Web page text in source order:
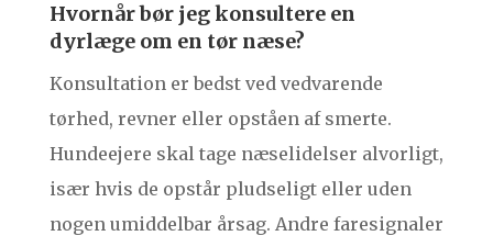
Hvornår bør jeg konsultere en
dyrlæge om en tør næse?
Konsultation er bedst ved vedvarende
tørhed, revner eller opståen af smerte.
Hundeejere skal tage næselidelser alvorligt,
især hvis de opstår pludseligt eller uden
nogen umiddelbar årsag. Andre faresignaler